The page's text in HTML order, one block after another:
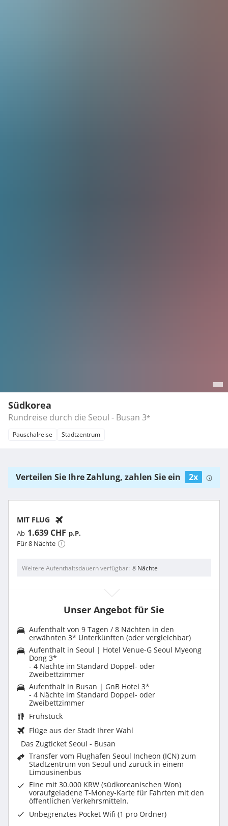
Südkorea
Rundreise durch die Seoul - Busan 3*
Pauschalreise Stadtzentrum
Verteilen Sie Ihre Zahlung, zahlen Sie ein 2x
MIT FLUG
Ab 1.639 CHF p.P.
Für 8 Nächte
Weitere Aufenthaltsdauern verfügbar 8 Nächte
Unser Angebot für Sie
Aufenthalt von 9 Tagen / 8 Nächten in den
erwähnten 3* Unterkünften (oder vergleichbar)
Aufenthalt in Seoul | Hotel Venue-G Seoul Myeong
Dong 3*
- 4 Nächte im Standard Doppel- oder
Zweibettzimmer
Aufenthalt in Busan | GnB Hotel 3*
- 4 Nächte im Standard Doppel- oder
Zweibettzimmer
Frühstück
Flüge aus der Stadt Ihrer Wahl
Das Zugticket Seoul - Busan
Transfer vom Flughafen Seoul Incheon (ICN) zum
Stadtzentrum von Seoul und zurück in einem
Limousinenbus
Eine mit 30.000 KRW (südkoreanischen Won)
voraufgeladene T-Money-Karte für Fahrten mit den
öffentlichen Verkehrsmitteln.
Unbegrenztes Pocket Wifi (1 pro Ordner)